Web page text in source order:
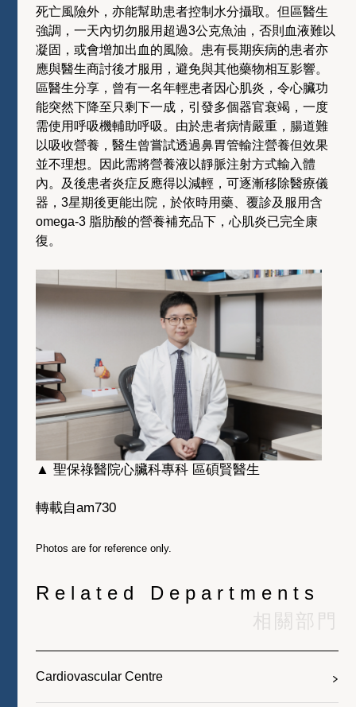
死亡風險外，亦能幫助患者控制水分攝取。但區醫生
強調，一天內切勿服用超過3公克魚油，否則血液難以
凝固，或會增加出血的風險。患有長期疾病的患者亦
應與醫生商討後才服用，避免與其他藥物相互影響。
區醫生分享，曾有一名年輕患者因心肌炎，令心臟功
能突然下降至只剩下一成，引發多個器官衰竭，一度
需使用呼吸機輔助呼吸。由於患者病情嚴重，腸道難
以吸收營養，醫生曾嘗試透過鼻胃管輸注營養但效果
並不理想。因此需將營養液以靜脈注射方式輸入體
內。及後患者炎症反應得以減輕，可逐漸移除醫療儀
器，3星期後更能出院，於依時用藥、覆診及服用含
omega-3 脂肪酸的營養補充品下，心肌炎已完全康
復。
▲ 聖保祿醫院心臟科專科 區碩賢醫生
轉載自am730
Photos are for reference only.
Related Departments
相關部門
Cardiovascular Centre